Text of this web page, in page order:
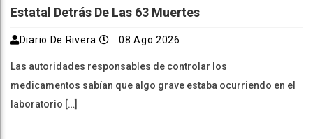
Estatal Detrás De Las 63 Muertes
Diario De Rivera 08 Ago 2026
Las autoridades responsables de controlar los
medicamentos sabían que algo grave estaba ocurriendo en el
laboratorio […]